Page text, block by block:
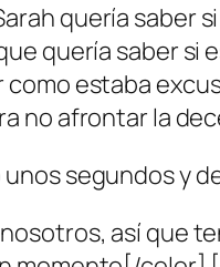
quería saber
quería saber
como estaba
no afrontar la
segundos y
así que